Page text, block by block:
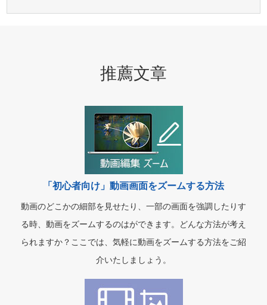
推薦文章
「初心者向け」動画画面をズームする方法
動画のどこかの細部を見せたり、一部の画面を強調したりす
る時、動画をズームするのはができます。どんな方法が考え
られますか？ここでは、気軽に動画をズームする方法をご紹
介いたしましょう。